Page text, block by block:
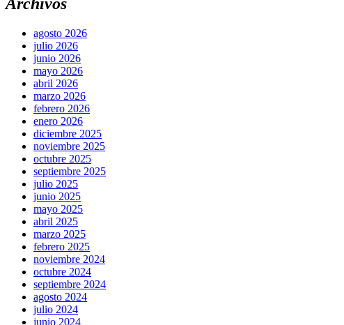
agosto 2026
julio 2026
junio 2026
mayo 2026
abril 2026
marzo 2026
febrero 2026
enero 2026
diciembre 2025
noviembre 2025
octubre 2025
septiembre 2025
julio 2025
junio 2025
mayo 2025
abril 2025
marzo 2025
febrero 2025
noviembre 2024
octubre 2024
septiembre 2024
agosto 2024
julio 2024
junio 2024